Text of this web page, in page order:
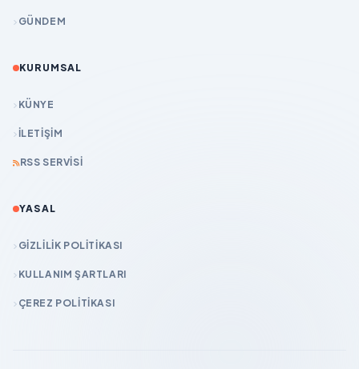
GÜNDEM
KURUMSAL
KÜNYE
İLETIŞIM
RSS SERVISI
YASAL
GIZLILIK POLITIKASI
KULLANIM ŞARTLARI
ÇEREZ POLITIKASI